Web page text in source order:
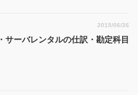
サーバレンタルの仕訳・勘定科目
2015/06/26